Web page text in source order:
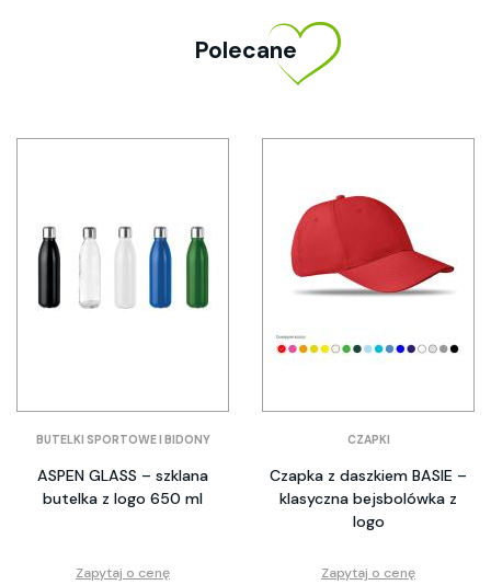
Polecane
BUTELKI SPORTOWE I BIDONY
ASPEN GLASS – szklana
butelka z logo 650 ml
Zapytaj o cenę
CZAPKI
Czapka z daszkiem BASIE –
klasyczna bejsbolówka z
logo
Zapytaj o cenę